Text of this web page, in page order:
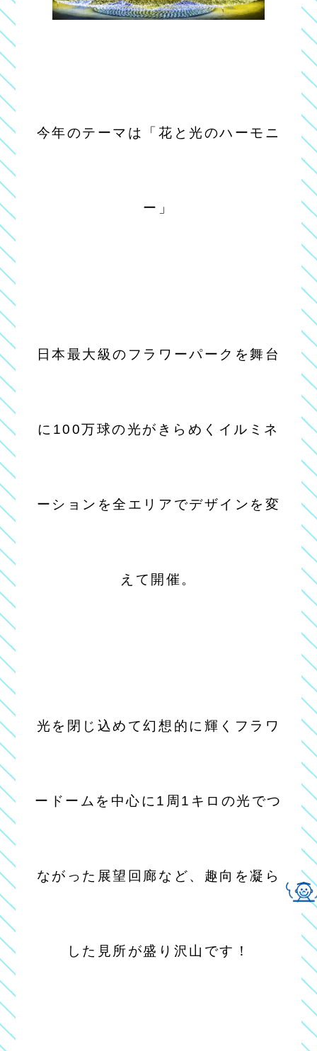
今年のテーマは「花と光のハーモニ
ー」
日本最大級のフラワーパークを舞台
に100万球の光がきらめくイルミネ
ーションを全エリアでデザインを変
えて開催。
光を閉じ込めて幻想的に輝くフラワ
ードームを中心に1周1キロの光でつ
ながった展望回廊など、趣向を凝ら
した見所が盛り沢山です！